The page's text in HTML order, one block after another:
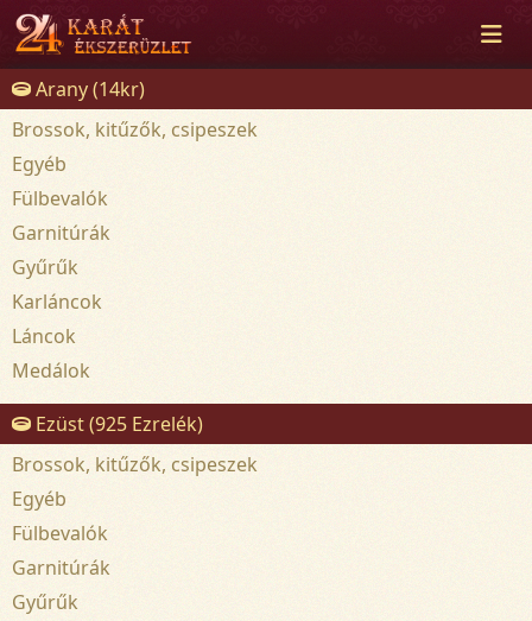
Arany (14kr)
Brossok, kitűzők, csipeszek
Egyéb
Fülbevalók
Garnitúrák
Gyűrűk
Karláncok
Láncok
Medálok
Ezüst (925 Ezrelék)
Brossok, kitűzők, csipeszek
Egyéb
Fülbevalók
Garnitúrák
Gyűrűk